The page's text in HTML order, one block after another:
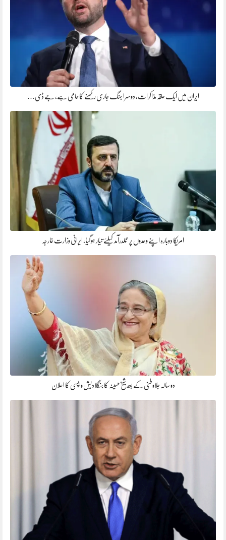
ایران میں ایک حلقہ مذاکرات، دوسرا جنگ جاری رکھنے کا حامی ہے، جے ڈی…
امریکا دوبارہ اپنے وعدوں پر عملدرآمد کیلئے تیار ہو گیا، ایرانی وزارت خارجہ
دو سالہ جلاوطنی کے بعد شیخ حسینہ کا بنگلادیش واپسی کا اعلان